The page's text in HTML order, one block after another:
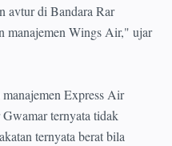
avtur di Bandara Rar
manajemen Wings Air," ujar
Express Air
ternyata tidak
ternyata berat bila